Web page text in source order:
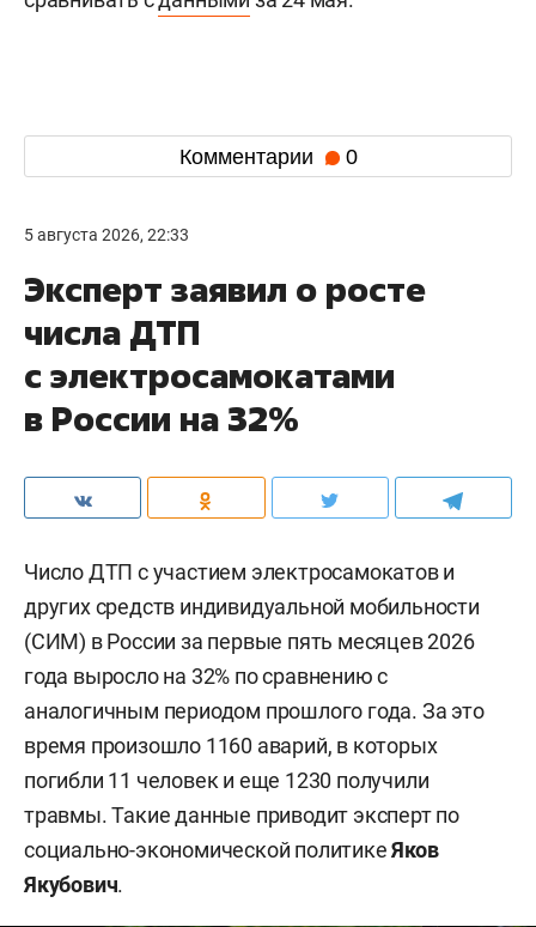
Комментарии 0
5 августа 2026, 22:33
Эксперт заявил о росте
числа ДТП
с электросамокатами
в России на 32%
Число ДТП с участием электросамокатов и
других средств индивидуальной мобильности
(СИМ) в России за первые пять месяцев 2026
года выросло на 32% по сравнению с
аналогичным периодом прошлого года. За это
время произошло 1160 аварий, в которых
погибли 11 человек и еще 1230 получили
травмы. Такие данные приводит эксперт по
социально-экономической политикеЯков
Якубович.